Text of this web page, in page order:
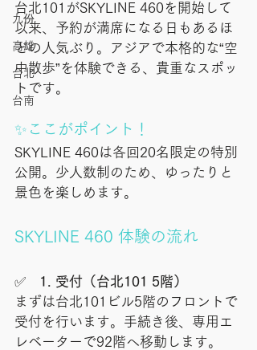
九份
高雄
台北
台南
台北101がSKYLINE 460を開始して
以来、予約が満席になる日もあるほ
どの人気ぶり。アジアで本格的な“空
中散歩”を体験できる、貴重なスポッ
トです。
✨ここがポイント！
SKYLINE 460は各回20名限定の特別
公開。少人数制のため、ゆったりと
景色を楽しめます。
SKYLINE 460 体験の流れ
✅
1. 受付（台北101 5階）
まずは台北101ビル5階のフロントで
受付を行います。手続き後、専用エ
レベーターで92階へ移動します。